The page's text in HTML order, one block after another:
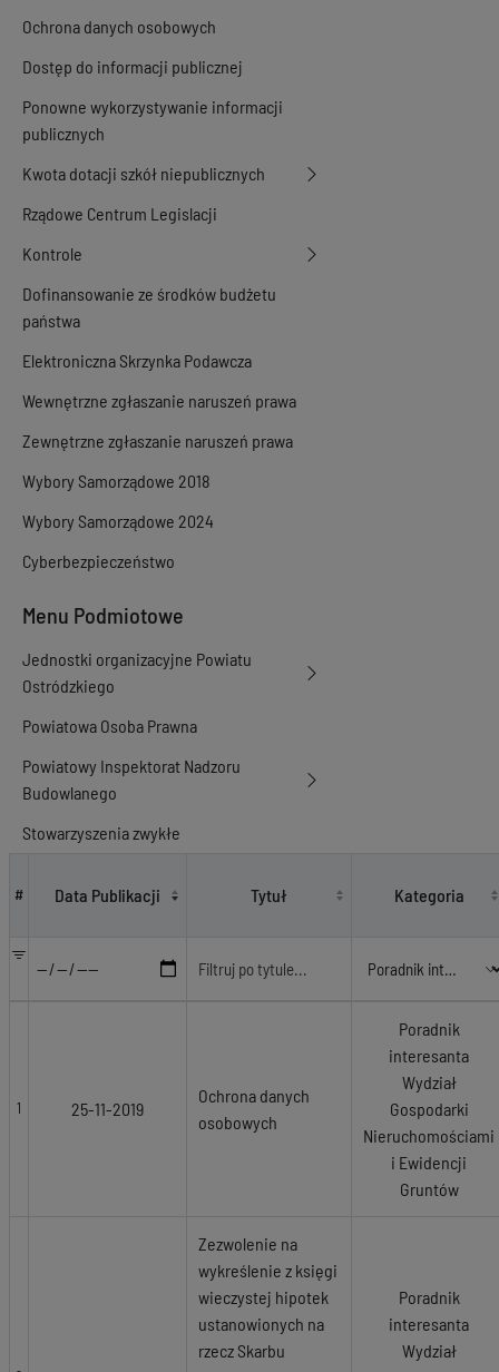
Ochrona danych osobowych
Dostęp do informacji publicznej
Ponowne wykorzystywanie informacji
publicznych
Kwota dotacji szkół niepublicznych
Rządowe Centrum Legislacji
Kontrole
Dofinansowanie ze środków budżetu
państwa
Elektroniczna Skrzynka Podawcza
Wewnętrzne zgłaszanie naruszeń prawa
Zewnętrzne zgłaszanie naruszeń prawa
Wybory Samorządowe 2018
Wybory Samorządowe 2024
Cyberbezpieczeństwo
Menu Podmiotowe
Jednostki organizacyjne Powiatu
Ostródzkiego
Powiatowa Osoba Prawna
Powiatowy Inspektorat Nadzoru
Budowlanego
Stowarzyszenia zwykłe
# Data Publikacji Tytuł Kategoria
1 25-11-2019
Ochrona danych
osobowych
Poradnik
interesanta
Wydział
Gospodarki
Nieruchomościami
i Ewidencji
Gruntów
Zezwolenie na
wykreślenie z księgi
wieczystej hipotek
ustanowionych na
rzecz Skarbu
Poradnik
interesanta
Wydział